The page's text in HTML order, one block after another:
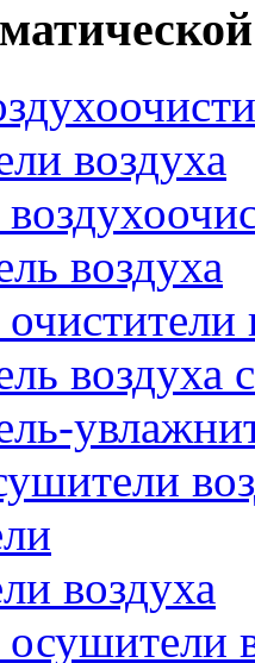
воздуха
воздуха
воздуха
воздуха